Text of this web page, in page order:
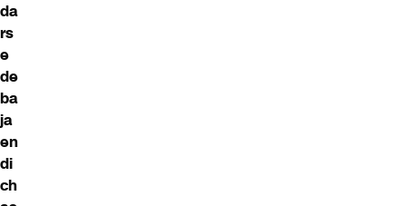
da
rs
e
de
ba
ja
en
di
ch